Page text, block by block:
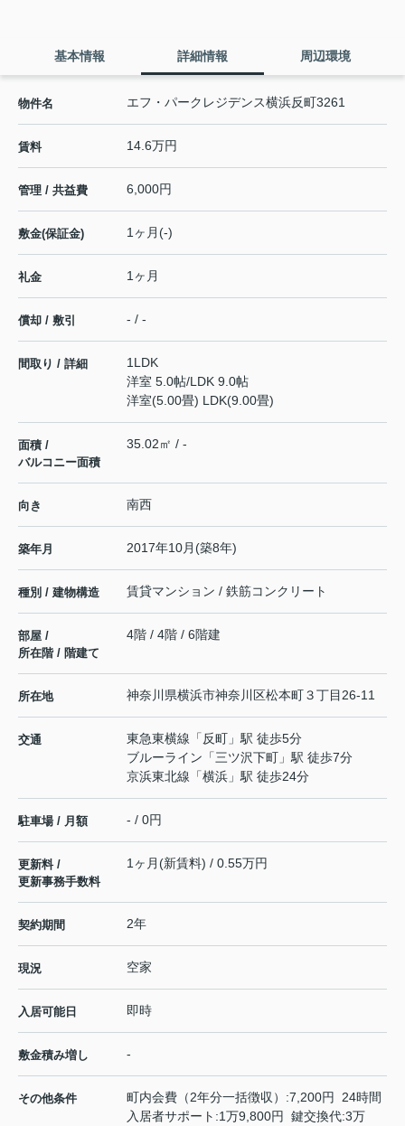
基本情報 詳細情報 周辺環境
物件名 エフ・パークレジデンス横浜反町3261
賃料 14.6万円
管理 / 共益費 6,000円
敷金(保証金) 1ヶ月(-)
礼金 1ヶ月
償却 / 敷引 - / -
間取り / 詳細
1LDK
洋室 5.0帖/LDK 9.0帖
洋室(5.00畳) LDK(9.00畳)
面積 /
バルコニー面積
35.02㎡ / -
向き 南西
築年月 2017年10月(築8年)
種別 / 建物構造 賃貸マンション / 鉄筋コンクリート
部屋 /
所在階 / 階建て
4階 / 4階 / 6階建
所在地 神奈川県横浜市神奈川区松本町３丁目26-11
交通 東急東横線 「 反町 」駅 徒歩5分
ブルーライン 「三ツ沢下町 」駅 徒歩7分
京浜東北線 「横浜 」駅 徒歩24分
駐車場 / 月額 - / 0円
更新料 /
更新事務手数料
1ヶ月(新賃料) / 0.55万円
契約期間 2年
現況 空家
入居可能日 即時
敷金積み増し -
その他条件
町内会費（2年分一括徴収）:7,200円 24時間
入居者サポート:1万9,800円 鍵交換代:3万